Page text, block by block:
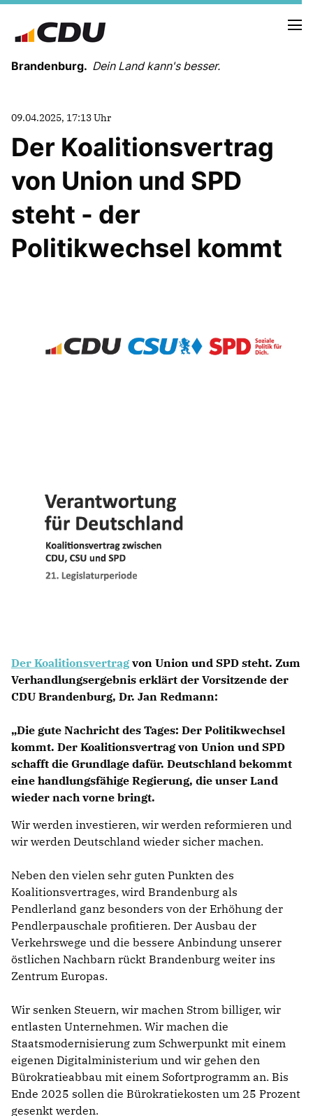
Brandenburg. Dein Land kann's besser.
LANDESVORSTAND
LANDESGESCHÄFTSSTELLE
ORGANISATION
KREISVERBÄNDE
VEREINIGUNGEN UND SONDERORGANISATIONEN
LANDESFACHAUSSCHÜSSE
IM LANDTAG
WICHTIGE BESCHLÜSSE DER CDU BRANDENBURG
75 JAHRE CDU BRANDENBURG
PRESSE
09.04.2025, 17:13 Uhr
Der Koalitionsvertrag
von Union und SPD
steht - der
Politikwechsel kommt
Der Koalitionsvertrag von Union und SPD steht. Zum
Verhandlungsergebnis erklärt der Vorsitzende der
CDU Brandenburg, Dr. Jan Redmann:
Die gute Nachricht des Tages: Der Politikwechsel
kommt. Der Koalitionsvertrag von Union und SPD
schafft die Grundlage dafür. Deutschland bekommt
eine handlungsfähige Regierung, die unser Land
wieder nach vorne bringt.
Wir werden investieren, wir werden reformieren und
wir werden Deutschland wieder sicher machen.
Neben den vielen sehr guten Punkten des
Koalitionsvertrages, wird Brandenburg als
Pendlerland ganz besonders von der Erhöhung der
Pendlerpauschale profitieren. Der Ausbau der
Verkehrswege und die bessere Anbindung unserer
östlichen Nachbarn rückt Brandenburg weiter ins
Zentrum Europas.
Wir senken Steuern, wir machen Strom billiger, wir
entlasten Unternehmen. Wir machen die
Staatsmodernisierung zum Schwerpunkt mit einem
eigenen Digitalministerium und wir gehen den
Bürokratieabbau mit einem Sofortprogramm an. Bis
Ende 2025 sollen die Bürokratiekosten um 25 Prozent
gesenkt werden.